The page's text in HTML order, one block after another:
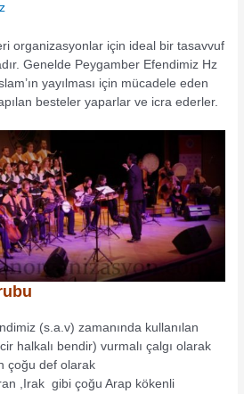
organizasyonlar için ideal bir tasavvuf
Genelde Peygamber Efendimiz Hz
yayılması için mücadele eden
besteler yaparlar ve icra ederler.
(s.a.v) zamanında kullanılan
halkalı bendir) vurmalı çalgı olarak
çoğu def olarak
,Irak gibi çoğu Arap kökenli